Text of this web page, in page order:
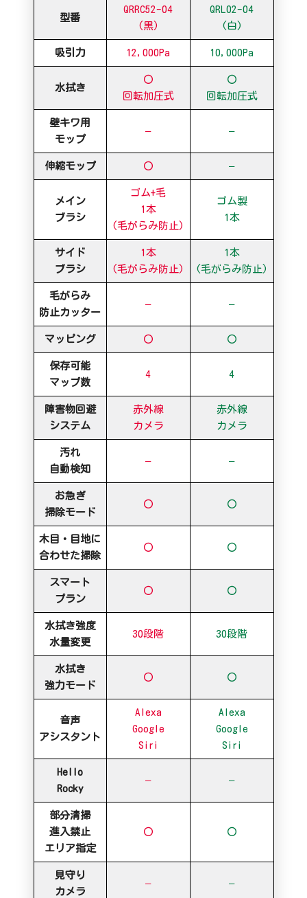
型番
QRRC52-04
(黒)
QRL02-04
(白)
吸引力 12,000Pa 10,000Pa
水拭き
〇
回転加圧式
〇
回転加圧式
壁キワ用
モップ
– –
伸縮モップ 〇 –
メイン
ブラシ
ゴム+毛
1本
(毛がらみ防止)
ゴム製
1本
サイド
ブラシ
1本
(毛がらみ防止)
1本
(毛がらみ防止)
毛がらみ
防止カッター
– –
マッピング 〇 〇
保存可能
マップ数
4 4
障害物回避
システム
赤外線
カメラ
赤外線
カメラ
汚れ
自動検知
– –
お急ぎ
掃除モード
〇 〇
木目・目地に
合わせた掃除
〇 〇
スマート
プラン
〇 〇
水拭き強度
水量変更
30段階 30段階
水拭き
強力モード
〇 〇
音声
アシスタント
Alexa
Google
Siri
Alexa
Google
Siri
Hello
Rocky
– –
部分清掃
進入禁止
エリア指定
〇 〇
見守り
カメラ
– –